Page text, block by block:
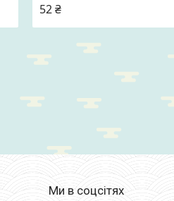
52 ₴
Ми в соцсітях